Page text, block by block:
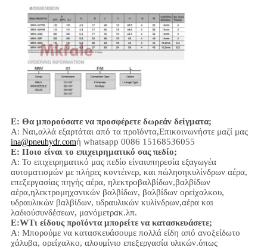
Ε: Θα μπορούσατε να προσφέρετε δωρεάν δείγματα;
Α: Ναι,αλλά εξαρτάται από τα προϊόντα,Επικοινωνήστε μαζί μας
ina@pneuhydr.comή whatsapp 0086 15168536055
Ε: Ποιο είναι το επιχειρηματικό σας πεδίο;
Α: Το επιχειρηματικό μας πεδίο είναιυπηρεσία εξαγωγέα
αυτοματισμών με πλήρες κοντέινερ, και πώλησηκυλίνδρων αέρα,
επεξεργασίας πηγής αέρα, ηλεκτροβαλβίδων,βαλβίδων
αέρα,ηλεκτρομηχανικών βαλβίδων, βαλβίδων ορείχαλκου,
υδραυλικών βαλβίδων, υδραυλικών κυλίνδρων,αέρα και
λαδιούσυνδέσεων, μανόμετρακ.λπ.
Ε:WΤι είδους προϊόντα μπορείτε να κατασκευάσετε;
Α: Μπορούμε να κατασκευάσουμε πολλά είδη από ανοξείδωτο
χάλυβα, ορείχαλκο, αλουμίνιο επεξεργασία υλικών.όπως